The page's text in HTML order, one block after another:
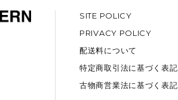
SITE POLICY
PRIVACY POLICY
配送料について
特定商取引法に基づく表記
古物商営業法に基づく表記